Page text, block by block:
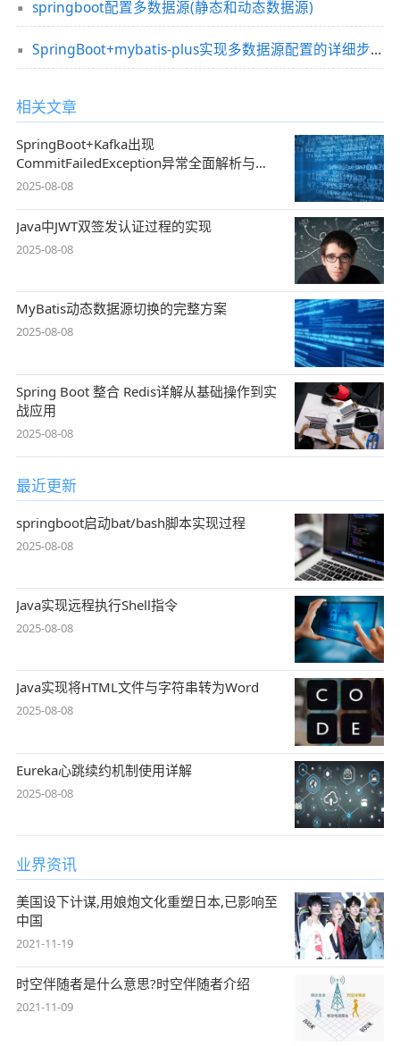
springboot配置多数据源(静态和动态数据源)
SpringBoot+mybatis-plus实现多数据源配置的详细步骤
相关文章
SpringBoot+Kafka出现
CommitFailedException异常全面解析与解
决方案
2025-08-08
Java中JWT双签发认证过程的实现
2025-08-08
MyBatis动态数据源切换的完整方案
2025-08-08
Spring Boot 整合 Redis详解从基础操作到实
战应用
2025-08-08
最近更新
springboot启动bat/bash脚本实现过程
2025-08-08
Java实现远程执行Shell指令
2025-08-08
Java实现将HTML文件与字符串转为Word
2025-08-08
Eureka心跳续约机制使用详解
2025-08-08
业界资讯
美国设下计谋,用娘炮文化重塑日本,已影响至
中国
2021-11-19
时空伴随者是什么意思?时空伴随者介绍
2021-11-09